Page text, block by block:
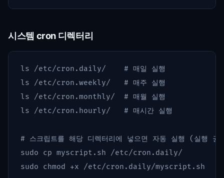
시스템 cron 디렉터리
ls /etc/cron.daily/ # 매일 실행
ls /etc/cron.weekly/ # 매주 실행
ls /etc/cron.monthly/ # 매월 실행
ls /etc/cron.hourly/ # 매시간 실행
# 스크립트를 해당 디렉터리에 넣으면 자동 실행 (실행 권
sudo cp
sudo chmod